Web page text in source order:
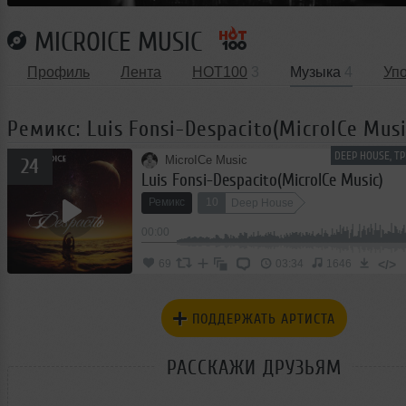
MICROICE MUSIC
Профиль Лента HOT100 Музыка
Ремикс: Luis Fonsi-Despacito(MicroICe
DEEP HOUSE,
24 MicroICe Music
Luis Fonsi-Despacito(MicroICe Music)
Ремикс Deep House
69 03:34 1646 </>
ПОДДЕРЖАТЬ АРТИСТА
РАССКАЖИ ДРУЗЬЯМ